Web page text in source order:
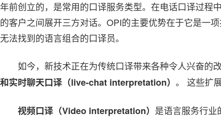
年前创立的，是常用的口译服务类型。在电话口译过程
的客户之间展开三方对话。OPI的主要优势在于它是一
无法找到的语言组合的口译员。
如今，新技术正在为传统口译带来各种令人兴奋的
和实时聊天口译（live-chat interpretation） 。 这些扩
视频口译（Video interpretation） 是语言服务行